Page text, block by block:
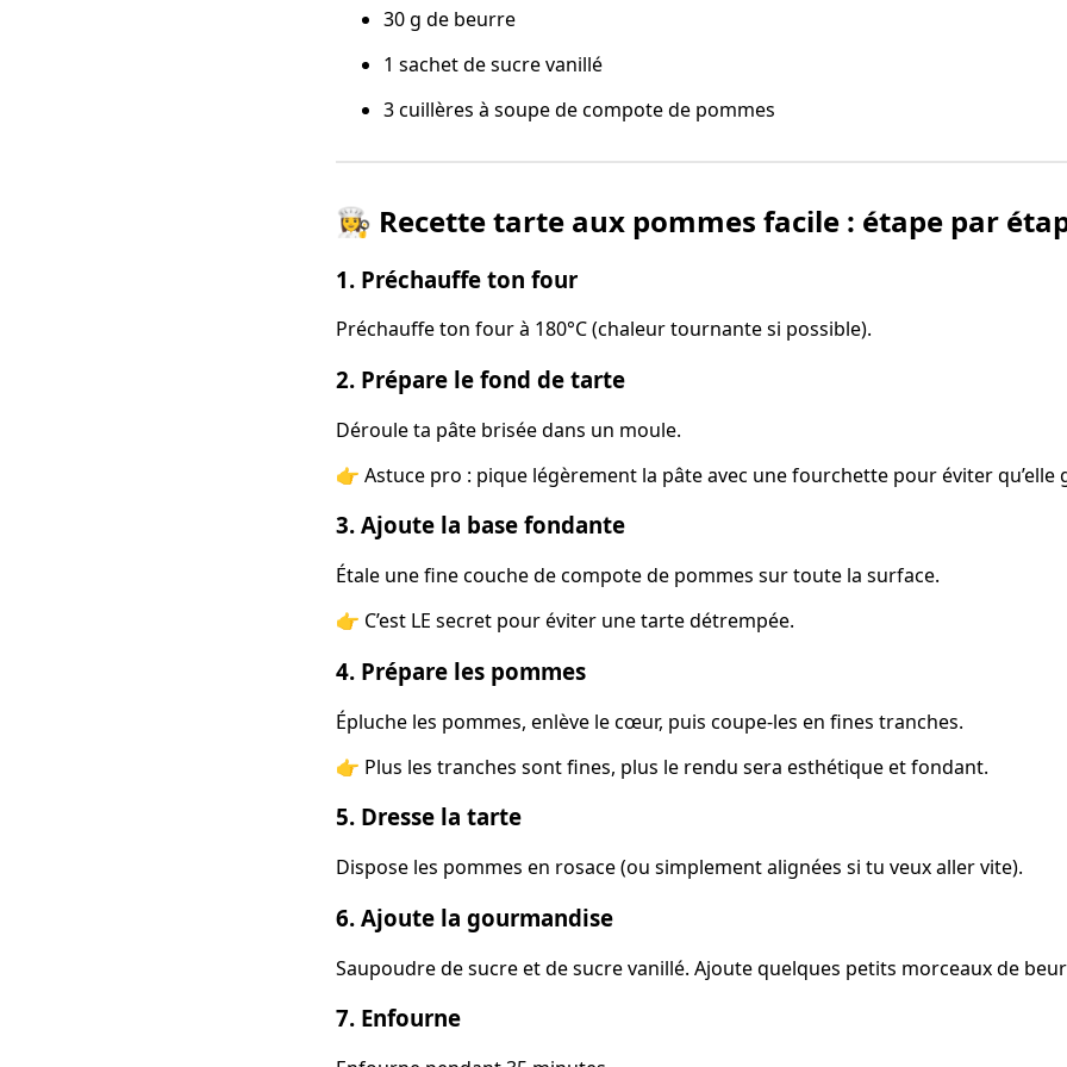
30 g de beurre
1 sachet de sucre vanillé
3 cuillères à soupe de compote de pommes
👩‍🍳 Recette tarte aux pommes facile : étape par
1. Préchauffe ton four
Préchauffe ton four à 180°C (chaleur tournante si possible).
2. Prépare le fond de tarte
Déroule ta pâte brisée dans un moule.
👉 Astuce pro : pique légèrement la pâte avec une fourchette pour éviter qu’elle
3. Ajoute la base fondante
Étale une fine couche de compote de pommes sur toute la surface.
👉 C’est LE secret pour éviter une tarte détrempée.
4. Prépare les pommes
Épluche les pommes, enlève le cœur, puis coupe-les en fines tranches.
👉 Plus les tranches sont fines, plus le rendu sera esthétique et fondant.
5. Dresse la tarte
Dispose les pommes en rosace (ou simplement alignées si tu veux aller vite).
6. Ajoute la gourmandise
Saupoudre de sucre et de sucre vanillé. Ajoute quelques petits morceaux de
7. Enfourne